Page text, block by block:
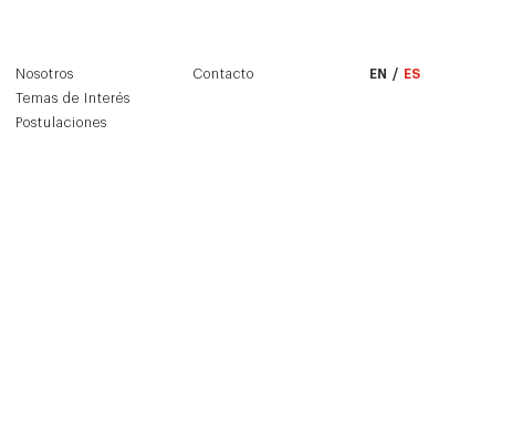
Nosotros
Temas de Interés
Postulaciones
Contacto EN / ES